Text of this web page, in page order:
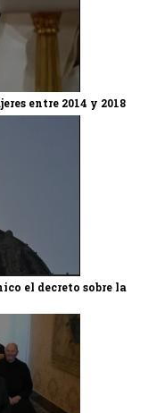
entre 2014 y 2018
el decreto sobre la